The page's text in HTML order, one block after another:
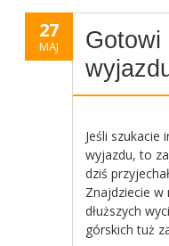
27
MAJ
Gotowi
Jeśli szukacie
wyjazdu, to
dziś
Znajdziecie w
dłuższych
górskich tuż